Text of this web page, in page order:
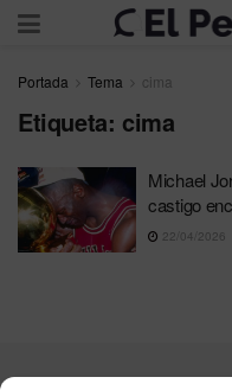
Portada Tema cima
Etiqueta: cima
Michael
castigo
22/04/2026